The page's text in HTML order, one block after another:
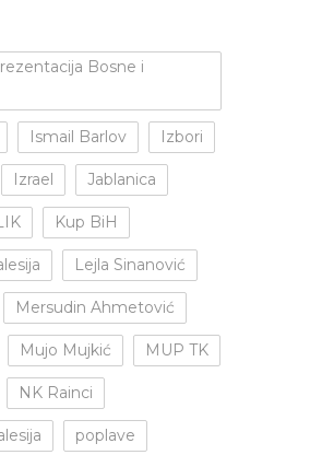
Bosne i
Ismail Barlov Izbori
Izrael Jablanica
Kup BiH
Lejla Sinanović
Mersudin Ahmetović
Mujo Mujkić MUP TK
NK Rainci
poplave